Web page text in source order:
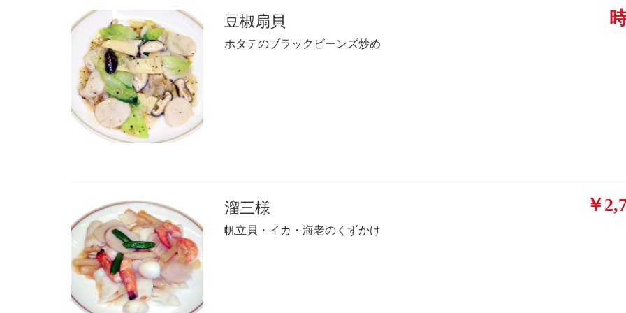
豆椒扇貝
ホタテのブラックビーンズ炒め
溜三様 ￥
帆立貝・イカ・海老のくずかけ